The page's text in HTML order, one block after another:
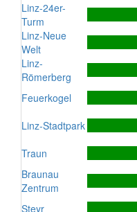
Linz-24er-
Turm
Linz-Neue
Welt
Linz-
Römerberg
Feuerkogel
Linz-Stadtpark
Traun
Braunau
Zentrum
Steyr